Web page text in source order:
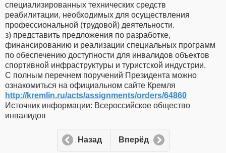
специализированных технических средств
реабилитации, необходимых для осуществления
профессиональной (трудовой) деятельности.
з) представить предложения по разработке,
финансированию и реализации специальных программ
по обеспечению доступности для инвалидов объектов
спортивной инфраструктуры и туристской индустрии.
С полным перечнем поручений Президента можно
ознакомиться на официальном сайте Кремля
http://kremlin.ru/acts/assignments/orders/64860
Источник информации: Всероссийское общество
инвалидов
Назад Вперёд